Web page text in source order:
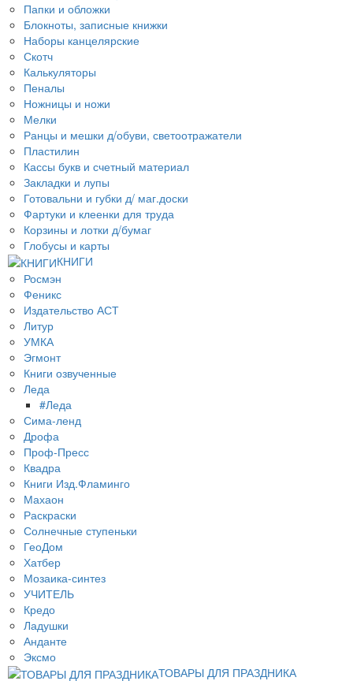
Папки и обложки
Блокноты, записные книжки
Наборы канцелярские
Скотч
Калькуляторы
Пеналы
Ножницы и ножи
Мелки
Ранцы и мешки д/обуви, светоотражатели
Пластилин
Кассы букв и счетный материал
Закладки и лупы
Готовальни и губки д/ маг.доски
Фартуки и клеенки для труда
Корзины и лотки д/бумаг
Глобусы и карты
КНИГИ
Росмэн
Феникс
Издательство АСТ
Литур
УМКА
Эгмонт
Книги озвученные
Леда
#Леда
Сима-ленд
Дрофа
Проф-Пресс
Квадра
Книги Изд.Фламинго
Махаон
Раскраски
Солнечные ступеньки
ГеоДом
Хатбер
Мозаика-синтез
УЧИТЕЛЬ
Кредо
Ладушки
Анданте
Эксмо
ТОВАРЫ ДЛЯ ПРАЗДНИКА